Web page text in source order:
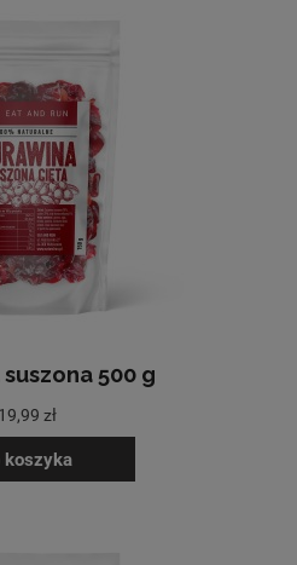
500 g
19,99 zł
koszyka